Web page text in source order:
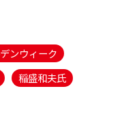
ンウィーク
稲盛和夫氏